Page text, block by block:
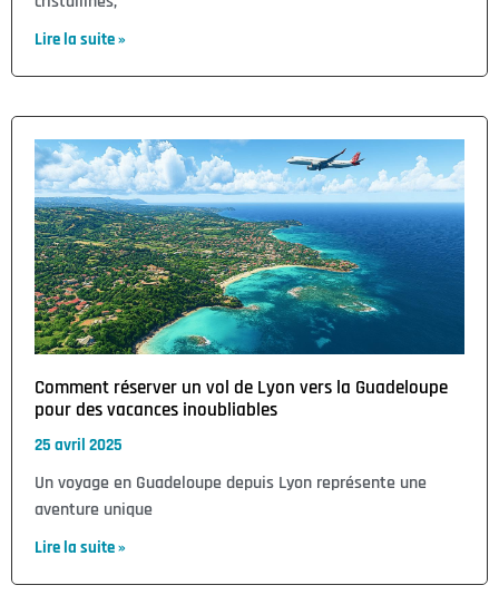
Lire la suite »
Comment réserver un vol de Lyon vers la Guadeloupe
pour des vacances inoubliables
25 avril 2025
Un voyage en Guadeloupe depuis Lyon représente une
aventure unique
Lire la suite »